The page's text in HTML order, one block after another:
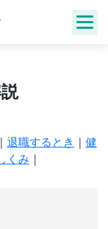
｜ 退職するとき ｜ 健
くみ ｜